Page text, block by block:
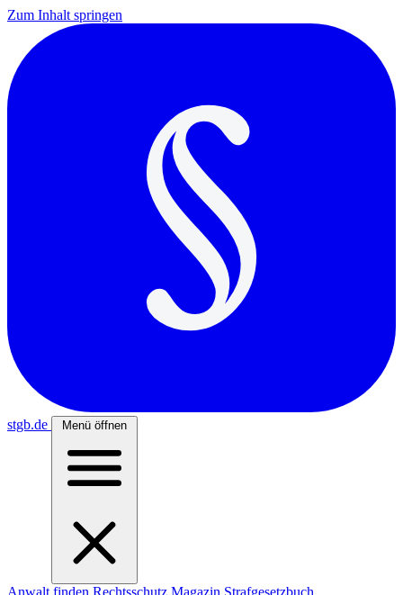
Zum Inhalt springen
stgb.de Menü öffnen
Anwalt finden Rechtsschutz Magazin Strafgesetzbuch